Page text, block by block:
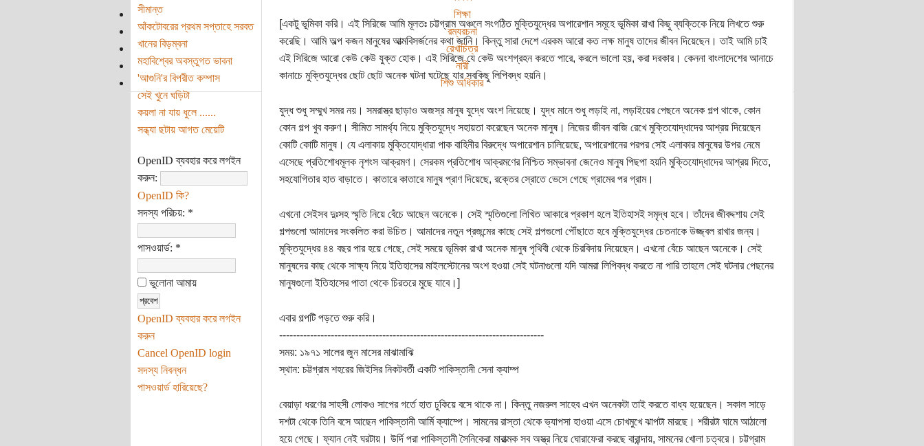
শিক্ষা
রম্যরচনা
রেখাচিত্র
নারী
শিশু অধিকার
সীমান্ত
আঁকটোবরের প্রথম সপ্তাহে সরবত
খানের বিড়ম্বনা
মহাবিশ্বের অবস্তুগত ভাবনা
'আগুনি'র বিপরীত কম্পাস
সেই খুনে ঘড়িটা
কয়লা না যায় ধুলে ......
সন্ধ্যা ছটায় আগত মেয়েটি
OpenID ব্যবহার করে লগইন
করুন:
OpenID কি?
সদস্য পরিচয়: *
পাসওয়ার্ড: *
ভুলোনা আমায়
OpenID ব্যবহার করে লগইন
করুন
Cancel OpenID login
সদস্য নিবন্ধন
পাসওয়ার্ড হারিয়েছে?
[একটু ভূমিকা করি। এই সিরিজে আমি মূলতঃ চট্টগ্রাম অঞ্চলে সংগঠিত মুক্তিযুদ্ধের অপারেশান সমূহে ভূমিকা রাখা কিছু ব্যক্তিকে নিয়ে লিখতে শুরু
করেছি। আমি অল্প কজন মানুষের আত্মবিসর্জনের কথা জানি। কিন্তু সারা দেশে এরকম আরো কত লক্ষ মানুষ তাদের জীবন দিয়েছেন। তাই আমি চাই
এই সিরিজে আরো কেউ কেউ যুক্ত হোক। এই সিরিজে যে কেউ অংশগ্রহন করতে পারে, করলে ভালো হয়, করা দরকার। কেননা বাংলাদেশের আনাচে
কানাচে মুক্তিযুদ্ধের ছোট ছোট অনেক ঘটনা ঘটেছে যার সবকিছু লিপিবদ্ধ হয়নি।
যুদ্ধ শুধু সম্মুখ সমর নয়। সমরাস্ত্র ছাড়াও অজস্র মানুষ যুদ্ধে অংশ নিয়েছে। যুদ্ধ মানে শুধু লড়াই না, লড়াইয়ের পেছনে অনেক গল্প থাকে, কোন
কোন গল্প খুব করুণ। সীমিত সামর্থ্য নিয়ে মুক্তিযুদ্ধে সহায়তা করেছেন অনেক মানুষ। নিজের জীবন বাজি রেখে মুক্তিযোদ্ধাদের আশ্রয় দিয়েছেন
কোটি কোটি মানুষ। যে এলাকায় মুক্তিযোদ্ধারা পাক বাহিনীর বিরুদ্ধে অপারেশান চালিয়েছে, অপারেশানের পরপর সেই এলাকার মানুষের উপর নেমে
এসেছে প্রতিশোধমূলক নৃশংস আক্রমণ। সেরকম প্রতিশোধ আক্রমণের নিশ্চিত সম্ভাবনা জেনেও মানুষ পিছপা হয়নি মুক্তিযোদ্ধাদের আশ্রয় দিতে,
সহযোগিতার হাত বাড়াতে। কাতারে কাতারে মানুষ প্রাণ দিয়েছে, রক্তের স্রোতে ভেসে গেছে গ্রামের পর গ্রাম।
এখনো সেইসব দুঃসহ স্মৃতি নিয়ে বেঁচে আছেন অনেকে। সেই স্মৃতিগুলো লিখিত আকারে প্রকাশ হলে ইতিহাসই সমৃদ্ধ হবে। তাঁদের জীবদ্দশায় সেই
গল্পগুলো আমাদের সংকলিত করা উচিত। আমাদের নতুন প্রজন্মের কাছে সেই গল্পগুলো পৌঁছাতে হবে মুক্তিযুদ্ধের চেতনাকে উজ্জ্বল রাখার জন্য।
মুক্তিযুদ্ধের ৪৪ বছর পার হয়ে গেছে, সেই সময়ে ভূমিকা রাখা অনেক মানুষ পৃথিবী থেকে চিরবিদায় নিয়েছেন। এখনো বেঁচে আছেন অনেকে। সেই
মানুষদের কাছ থেকে সাক্ষ্য নিয়ে ইতিহাসের মাইলস্টোনের অংশ হওয়া সেই ঘটনাগুলো যদি আমরা লিপিবদ্ধ করতে না পারি তাহলে সেই ঘটনার পেছনের
মানুষগুলো ইতিহাসের পাতা থেকে চিরতরে মুছে যাবে।]
এবার গল্পটি পড়তে শুরু করি।
-----------------------------------------------------------------------------
সময়: ১৯৭১ সালের জুন মাসের মাঝামাঝি
স্থান: চট্টগ্রাম শহরের জিইসির নিকটবর্তী একটি পাকিস্তানী সেনা ক্যাম্প
বেয়াড়া ধরণের সাহসী লোকও সাপের গর্তে হাত ঢুকিয়ে বসে থাকে না। কিন্তু নজরুল সাহেব এখন অনেকটা তাই করতে বাধ্য হয়েছেন। সকাল সাড়ে
দশটা থেকে তিনি বসে আছেন পাকিস্তানী আর্মি ক্যাম্পে। সামনের রাস্তা থেকে ভ্যাপসা হাওয়া এসে চোখমুখে ঝাপটা মারছে। শরীরটা ঘামে আঠালো
হয়ে গেছে। ফ্যান নেই ঘরটায়। উর্দি পরা পাকিস্তানী সৈনিকেরা মারাত্মক সব অস্ত্র নিয়ে ঘোরাফেরা করছে বারান্দায়, সামনের খোলা চত্বরে। চট্টগ্রাম